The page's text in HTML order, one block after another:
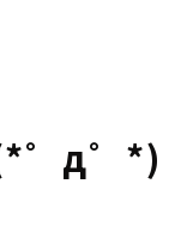
゜д゜*)